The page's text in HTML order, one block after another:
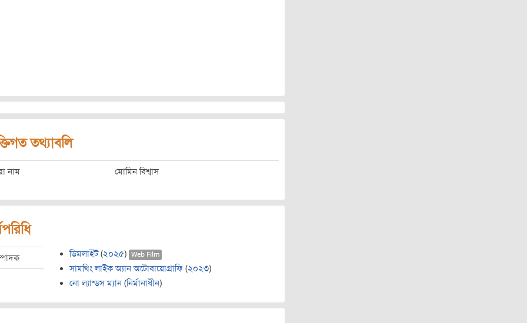
তথ্যাবলি
নাম মোমিন বিশ্বাস
ডিমলাইট(২০২৫) Web Film
সামথিং লাইক অ্যান অটোবায়োগ্রাফি (২০২৩)
নো ল্যান্ডস ম্যান (নির্মানাধীন)